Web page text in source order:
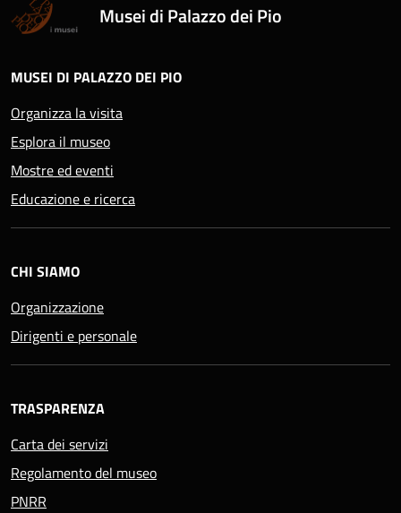
Musei di Palazzo dei Pio
MUSEI DI PALAZZO DEI PIO
Organizza la visita
Esplora il museo
Mostre ed eventi
Educazione e ricerca
CHI SIAMO
Organizzazione
Dirigenti e personale
TRASPARENZA
Carta dei servizi
Regolamento del museo
PNRR